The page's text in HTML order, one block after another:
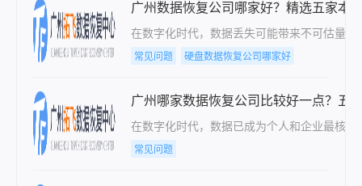
广州数据恢复公司哪家好？精选五家本
在数字化时代，数据丢失可能带来不可估量
常见问题 硬盘数据恢复公司哪家好
广州哪家数据恢复公司比较好一点？五
在数字化时代，数据已成为个人和企业最核
常见问题